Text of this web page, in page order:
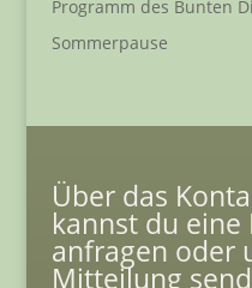
Programm des Bunten
Sommerpause
Über das
kannst du eine
anfragen oder
Mitteilung